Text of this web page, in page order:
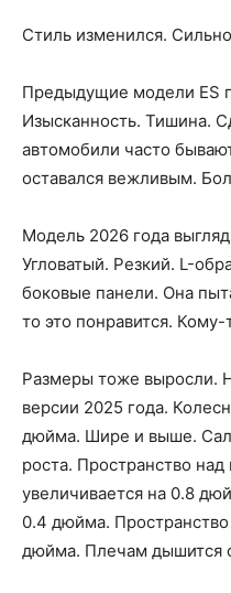
Стиль изменился.
Предыдущие модели ES
Изысканность. Тишина.
автомобили часто
оставался вежливым.
Модель 2026 года
Угловатый. Резкий. L-
боковые панели. Она
то это понравится. Кому-
Размеры тоже выросли.
версии 2025 года.
дюйма. Шире и выше.
роста. Пространство
увеличивается на 0.8
0.4 дюйма. Пространство
дюйма. Плечам дышится